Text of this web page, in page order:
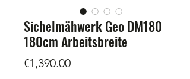
Sichelmähwerk Geo DM180
180cm Arbeitsbreite
€1,390.00Price